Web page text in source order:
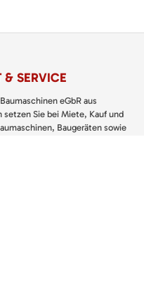
& SERVICE
eGbR aus
setzen Sie bei Miete, Kauf und
Baugeräten sowie